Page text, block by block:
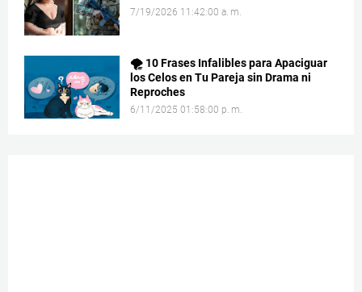
7/19/2026 11:42:00 a. m.
🌪️ 10 Frases Infalibles para Apaciguar
los Celos en Tu Pareja sin Drama ni
Reproches
6/11/2025 01:58:00 p. m.